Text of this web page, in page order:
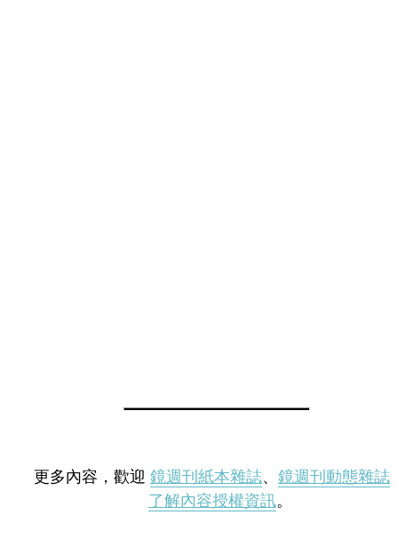
更多內容，歡迎 鏡週刊紙本雜誌、 鏡週刊動態雜誌
了解內容授權資訊。